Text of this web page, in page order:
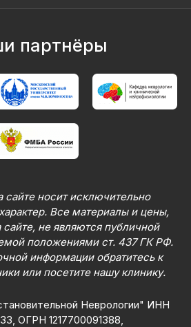
партнёры
носит исключительно
Все материалы и цены,
не являются публичной
положениями ст. 437 ГК РФ.
информации обратитесь к
или посетите нашу клинику.
Неврологии" ИНН
ОГРН 1217700091388,